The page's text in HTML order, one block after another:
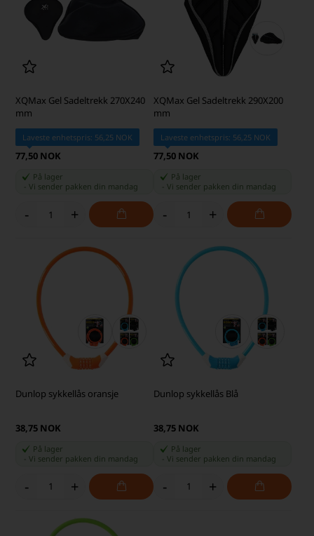
XQMax Gel Sadeltrekk 270X240
mm
Laveste enhetspris: 56,25 NOK
77,50 NOK
På lager
-Vi sender pakken din mandag
- +
XQMax Gel Sadeltrekk 290X200
mm
Laveste enhetspris: 56,25 NOK
77,50 NOK
På lager
Vi sender pakken din mandag
- +
Dunlop sykkellås oransje
38,75 NOK
På lager
-Vi sender pakken din mandag
- +
Dunlop sykkellås Blå
38,75 NOK
På lager
Vi sender pakken din mandag
- +